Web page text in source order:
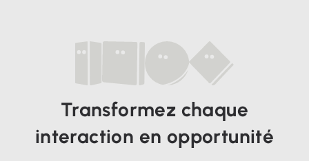
Transformez chaque
interaction en opportunité